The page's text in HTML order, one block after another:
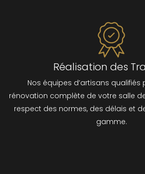
Réalisation des
Nos équipes d’artisans
rénovation complète de votre salle
respect des normes, des délais et
gamme.